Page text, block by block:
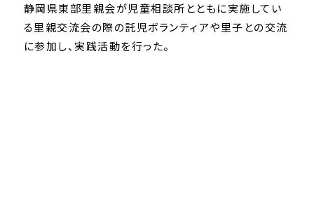
静岡県東部里親会が児童相談所とともに実施してい
る里親交流会の際の託児ボランティアや里子との交流
に参加し、実践活動を行った。